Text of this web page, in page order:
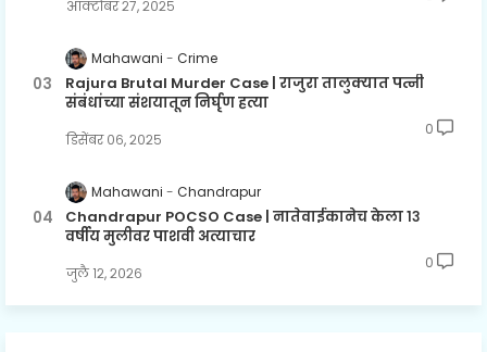
ऑक्टोबर २७, २०२५
Mahawani Crime
Rajura Brutal Murder Case | राजुरा तालुक्यात पत्नी
संबंधांच्या संशयातून निर्घृण हत्या
डिसेंबर ०६, २०२५
0
Mahawani Chandrapur
Chandrapur POCSO Case | नातेवाईकानेच केला १३
वर्षीय मुलीवर पाशवी अत्याचार
जुलै १२, २०२६
0